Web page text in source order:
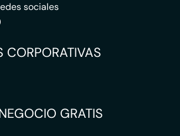
sociales
CORPORATIVAS
GRATIS